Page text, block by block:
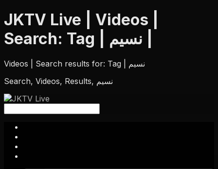
JKTV Live | Videos |
Videos | Search results for: Tag | نسیم
Search, Videos, Results, نسیم